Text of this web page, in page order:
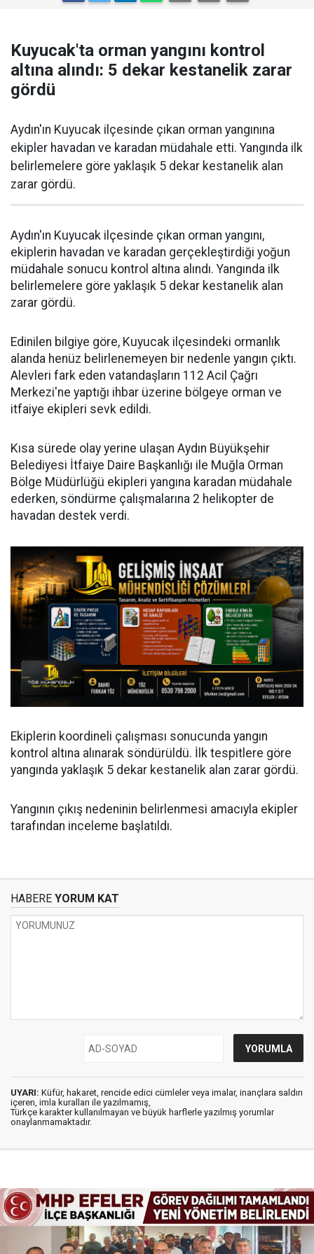
Kuyucak'ta orman yangını kontrol
altına alındı: 5 dekar kestanelik zarar
gördü
Aydın'ın Kuyucak ilçesinde çıkan orman yangınına
ekipler havadan ve karadan müdahale etti. Yangında ilk
belirlemelere göre yaklaşık 5 dekar kestanelik alan
zarar gördü.
Aydın'ın Kuyucak ilçesinde çıkan orman yangını,
ekiplerin havadan ve karadan gerçekleştirdiği yoğun
müdahale sonucu kontrol altına alındı. Yangında ilk
belirlemelere göre yaklaşık 5 dekar kestanelik alan
zarar gördü.
Edinilen bilgiye göre, Kuyucak ilçesindeki ormanlık
alanda henüz belirlenemeyen bir nedenle yangın çıktı.
Alevleri fark eden vatandaşların 112 Acil Çağrı
Merkezi'ne yaptığı ihbar üzerine bölgeye orman ve
itfaiye ekipleri sevk edildi.
Kısa sürede olay yerine ulaşan Aydın Büyükşehir
Belediyesi İtfaiye Daire Başkanlığı ile Muğla Orman
Bölge Müdürlüğü ekipleri yangına karadan müdahale
ederken, söndürme çalışmalarına 2 helikopter de
havadan destek verdi.
Ekiplerin koordineli çalışması sonucunda yangın
kontrol altına alınarak söndürüldü. İlk tespitlere göre
yangında yaklaşık 5 dekar kestanelik alan zarar gördü.
Yangının çıkış nedeninin belirlenmesi amacıyla ekipler
tarafından inceleme başlatıldı.
HABERE YORUM KAT
UYARI: Küfür, hakaret, rencide edici cümleler veya imalar, inançlara saldırı
içeren, imla kuralları ile yazılmamış,
Türkçe karakter kullanılmayan ve büyük harflerle yazılmış yorumlar
onaylanmamaktadır.